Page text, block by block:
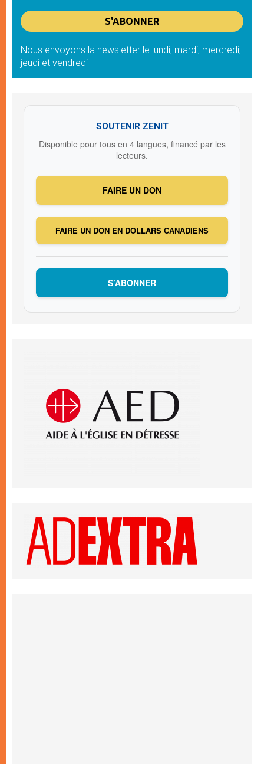
Nous envoyons la newsletter le lundi, mardi, mercredi,
jeudi et vendredi
SOUTENIR ZENIT
Disponible pour tous en 4 langues, financé par les
lecteurs.
FAIRE UN DON
FAIRE UN DON EN DOLLARS CANADIENS
S’ABONNER